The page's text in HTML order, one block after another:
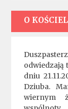
O
odwiedzają
dniu
Dziuba.
wiernym